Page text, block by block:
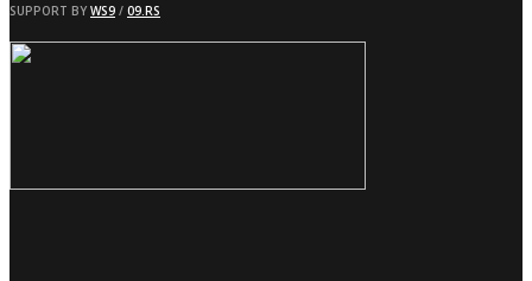
SUPPORT BY WS9 / 09.RS